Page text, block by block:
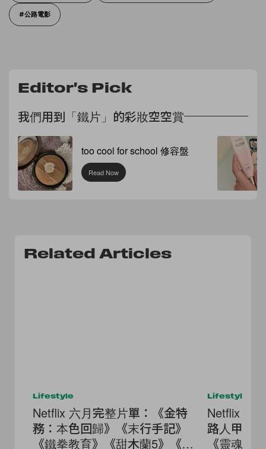
公路電影
Editor's Pick
我們用到「鐵片」的彩妝空空賞
too cool for school 修容盤
Read Now
Related Articles
Lifestyle
Netflix 六月完整片單：《金特
務：本色回歸》《末行手記》
《鐵拳教育》《甜木蘭5》《降
Lifestyle
Netflix 五
路人甲》
《靈魂之